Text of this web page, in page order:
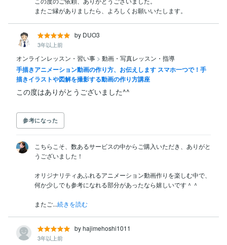
またご縁がありましたら、よろしくお願いいたします。
by DUO3
3年以上前
オンラインレッスン・習い事 > 動画・写真レッスン・指導
手描きアニメーション動画の作り方、お伝えします スマホ一つで！手
描きイラストや図解を撮影する動画の作り方講座
参考になった
こちらこそ、数あるサービスの中からご購入いただき、ありがと
うございました！
オリジナリティあふれるアニメーション動画作りを楽しむ中で、
何か少しでも参考になれる部分があったなら嬉しいです＾＾
またご...続きを読む
by hajimehoshi1011
3年以上前